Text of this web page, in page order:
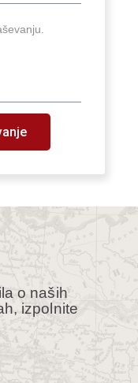
o naših
izpolnite